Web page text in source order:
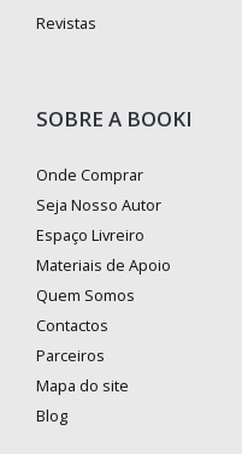
Revistas
SOBRE A BOOKI
Onde Comprar
Seja Nosso Autor
Espaço Livreiro
Materiais de Apoio
Quem Somos
Contactos
Parceiros
Mapa do site
Blog